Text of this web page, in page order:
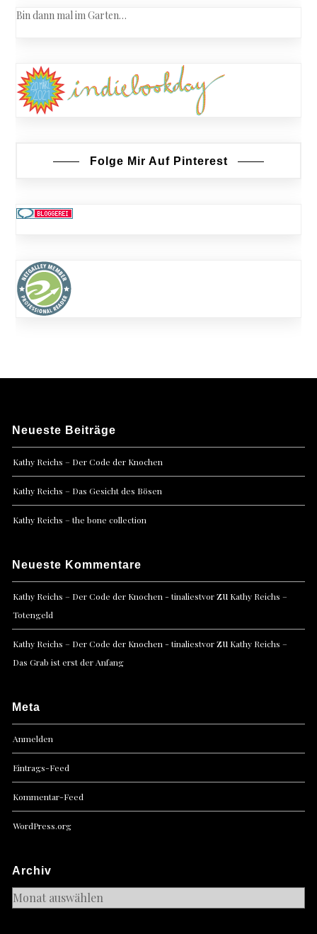
Bin dann mal im Garten…
Folge Mir Auf Pinterest
Neueste Beiträge
Kathy Reichs – Der Code der Knochen
Kathy Reichs – Das Gesicht des Bösen
Kathy Reichs – the bone collection
Neueste Kommentare
Kathy Reichs – Der Code der Knochen - tinaliestvorzu Kathy Reichs –
Totengeld
Kathy Reichs – Der Code der Knochen - tinaliestvorzu Kathy Reichs –
Das Grab ist erst der Anfang
Meta
Anmelden
Eintrags-Feed
Kommentar-Feed
WordPress.org
Archiv
Archiv